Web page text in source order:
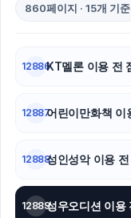
860페이지 · 15개 기준
12886KT멜론 이용 전
12887어린이만화책
12888성인성악 이용
12889성우오디션 이